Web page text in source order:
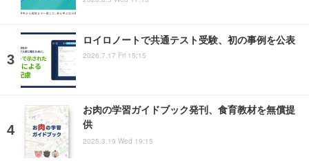
ロイロノートで共通テスト受験、初の事例を公表
2026.7.17 Fri 15:15
お肉の学習ガイドブック発刊、食育教材を無償提
供
2025.3.19 Wed 19:15